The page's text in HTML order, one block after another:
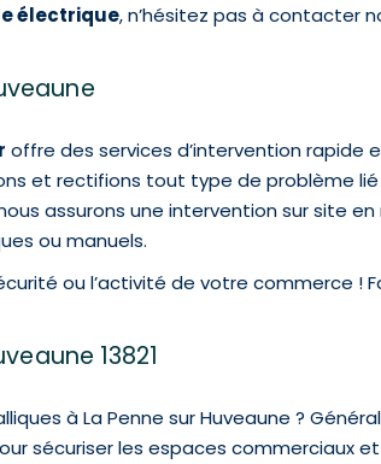
électrique, n’hésitez pas à contacter
offre des services d’intervention rapide
et rectifions tout type de problème lié
assurons une intervention sur site
ou manuels.
ou l’activité de votre commerce !
13821
à La Penne sur Huveaune ?
sécuriser les espaces commerciaux